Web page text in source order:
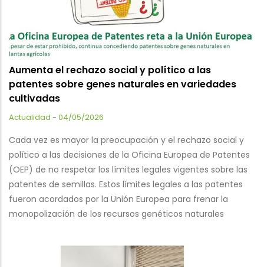
Aumenta el rechazo social y político a las
patentes sobre genes naturales en variedades
cultivadas
Actualidad - 04/05/2026
Cada vez es mayor la preocupación y el rechazo social y
político a las decisiones de la Oficina Europea de Patentes
(OEP) de no respetar los límites legales vigentes sobre las
patentes de semillas. Estos límites legales a las patentes
fueron acordados por la Unión Europea para frenar la
monopolización de los recursos genéticos naturales